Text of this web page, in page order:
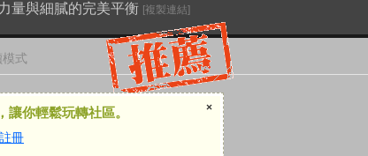
量與細膩的完美平衡 [複製連結]
模式
你輕鬆玩轉社區。
註冊
×